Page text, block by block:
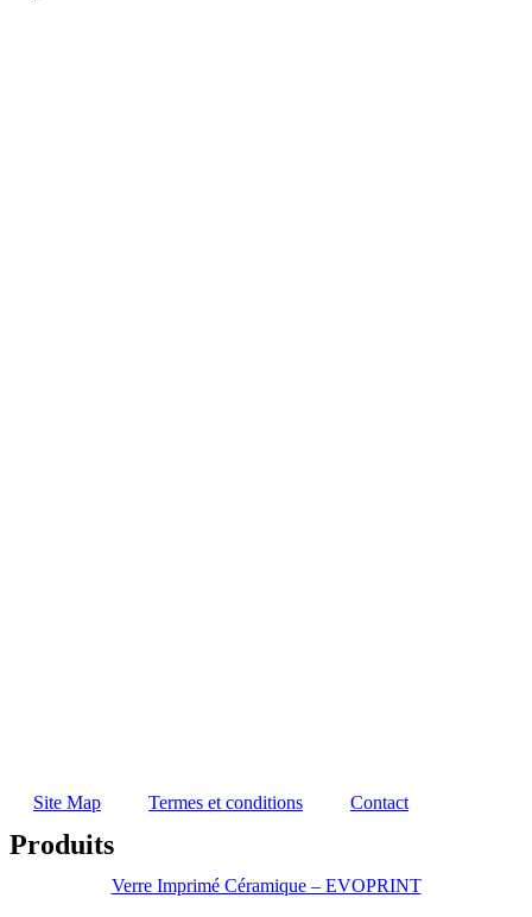
Site Map Termes et conditions Contact
Produits
Verre Imprimé Céramique – EVOPRINT